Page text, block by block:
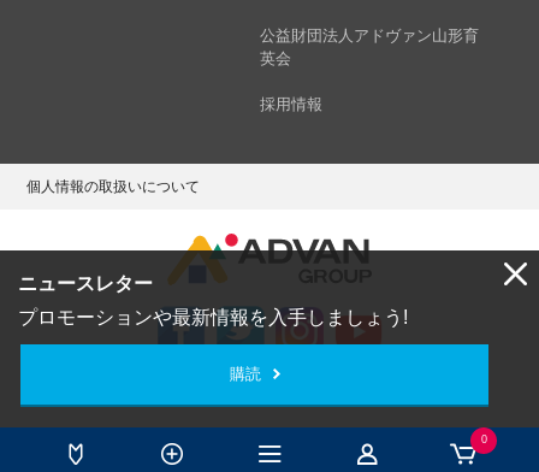
0
ニュースレター
プロモーションや最新情報を入手しましょう!
購読
公益財団法人アドヴァン山形育
英会
採用情報
個人情報の取扱いについて